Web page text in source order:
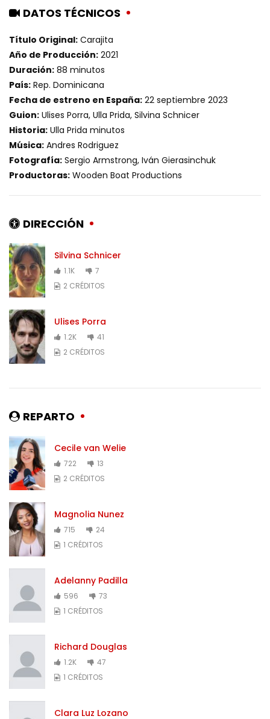
DATOS TÉCNICOS
Título Original: Carajita
Año de Producción: 2021
Duración: 88 minutos
País: Rep. Dominicana
Fecha de estreno en España: 22 septiembre 2023
Guion: Ulises Porra, Ulla Prida, Silvina Schnicer
Historia: Ulla Prida minutos
Música: Andres Rodriguez
Fotografía: Sergio Armstrong, Iván Gierasinchuk
Productoras: Wooden Boat Productions
DIRECCIÓN
Silvina Schnicer
1.1K
7
2 CRÉDITOS
Ulises Porra
1.2K
41
2 CRÉDITOS
REPARTO
Cecile van Welie
722
13
2 CRÉDITOS
Magnolia Nunez
715
24
1 CRÉDITOS
Adelanny Padilla
596
73
1 CRÉDITOS
Richard Douglas
1.2K
47
1 CRÉDITOS
Clara Luz Lozano